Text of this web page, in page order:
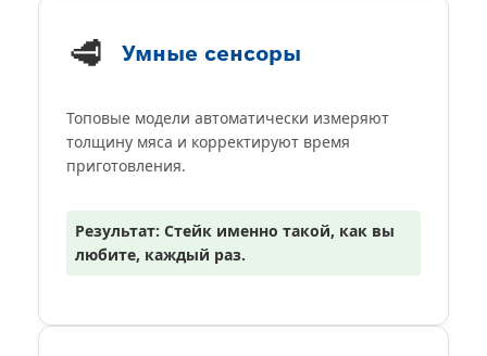
🥩 Умные сенсоры
Топовые модели автоматически измеряют
толщину мяса и корректируют время
приготовления.
Результат: Стейк именно такой, как вы
любите, каждый раз.